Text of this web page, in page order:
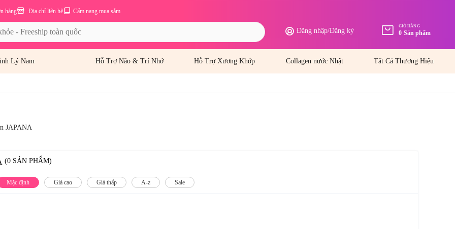
Cẩm nang mua sắm
Địa chỉ liên hệ
hàng
Đăng nhập/Đăng ký
GIỎ HÀNG
0 Sản phẩm
Lý Nam Hỗ Trợ Não & Trí Nhớ Hỗ Trợ Xương Khớp Collagen nước Nhật Tất Cả Thương Hiệu
JAPANA
(0 SẢN PHẨM)
Mặc định Giá cao Giá thấp A-z Sale